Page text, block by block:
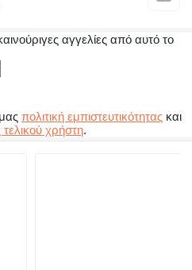
αγγελίες από αυτό το
πολιτική εμπιστευτικότητας και
χρήστη.